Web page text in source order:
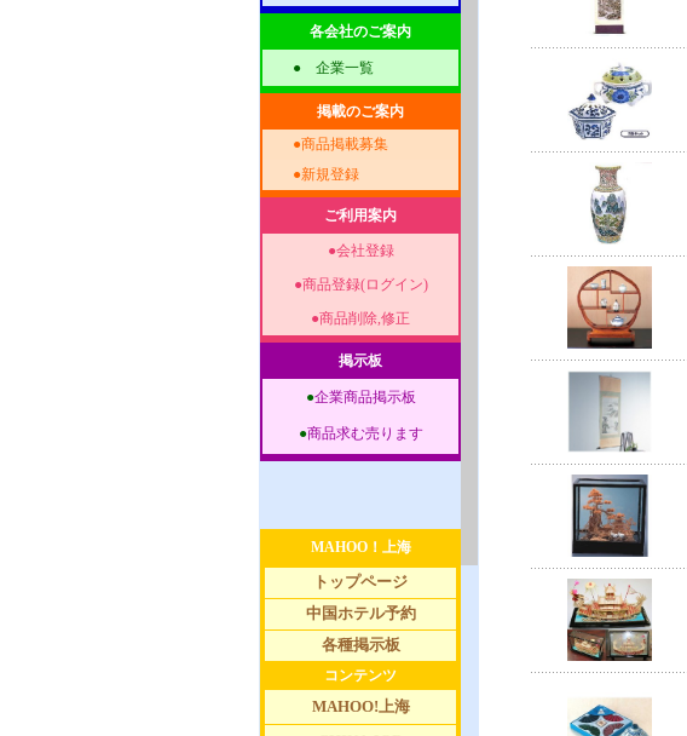
各会社のご案内
● 企業一覧
掲載のご案内
●商品掲載募集
●新規登録
ご利用案内
●会社登録
●商品登録(ログイン)
●商品削除,修正
掲示板
●企業商品掲示板
●商品求む売ります
MAHOO！上海
トップページ
中国ホテル予約
各種掲示板
コンテンツ
MAHOO!上海